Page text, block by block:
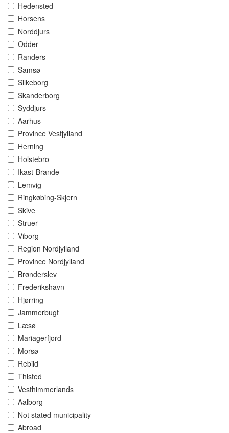
Hedensted
Horsens
Norddjurs
Odder
Randers
Samsø
Silkeborg
Skanderborg
Syddjurs
Aarhus
Province Vestjylland
Herning
Holstebro
Ikast-Brande
Lemvig
Ringkøbing-Skjern
Skive
Struer
Viborg
Region Nordjylland
Province Nordjylland
Brønderslev
Frederikshavn
Hjørring
Jammerbugt
Læsø
Mariagerfjord
Morsø
Rebild
Thisted
Vesthimmerlands
Aalborg
Not stated municipality
Abroad